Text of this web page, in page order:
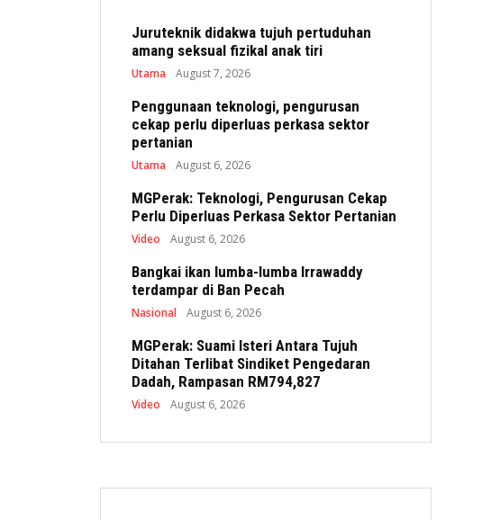
Juruteknik didakwa tujuh pertuduhan
amang seksual fizikal anak tiri
Utama August 7, 2026
Penggunaan teknologi, pengurusan
cekap perlu diperluas perkasa sektor
pertanian
Utama August 6, 2026
MGPerak: Teknologi, Pengurusan Cekap
Perlu Diperluas Perkasa Sektor Pertanian
Video August 6, 2026
Bangkai ikan lumba-lumba Irrawaddy
terdampar di Ban Pecah
Nasional August 6, 2026
MGPerak: Suami Isteri Antara Tujuh
Ditahan Terlibat Sindiket Pengedaran
Dadah, Rampasan RM794,827
Video August 6, 2026